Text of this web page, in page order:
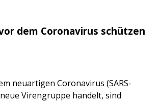
dem Coronavirus schützen
neuartigen Coronavirus (SARS-
Virengruppe handelt, sind